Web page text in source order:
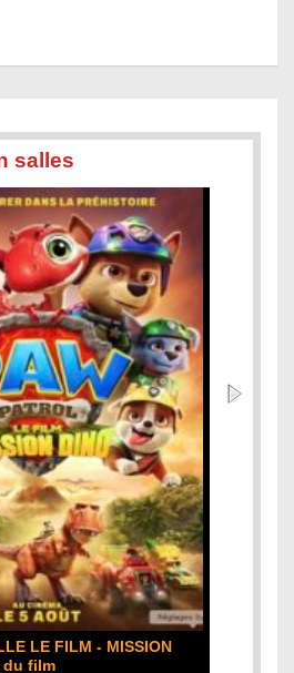
salles
FRANÇAISE : la critique du